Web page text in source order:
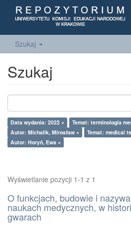
Szukaj
Szukaj
Data wydania: 2022 ×
Temat: terminologia
Autor: Michalik, Mirosław ×
Temat: medical
Autor: Horyń, Ewa ×
Wyświetlanie pozycji 1-1 z 1
O funkcjach, budowie i
naukach medycznych, w
gwarach